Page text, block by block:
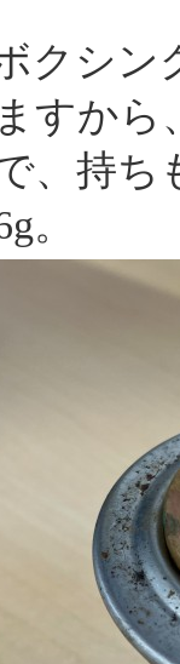
クシン
すか
、持
。